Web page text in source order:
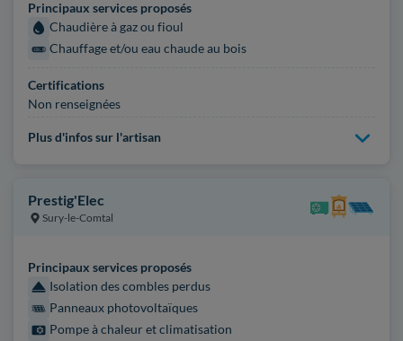
Principaux services proposés
Chaudière à gaz ou fioul
Chauffage et/ou eau chaude au bois
Certifications
Non renseignées
Plus d'infos sur l'artisan
Prestig'Elec
Sury-le-Comtal
Principaux services proposés
Isolation des combles perdus
Panneaux photovoltaïques
Pompe à chaleur et climatisation